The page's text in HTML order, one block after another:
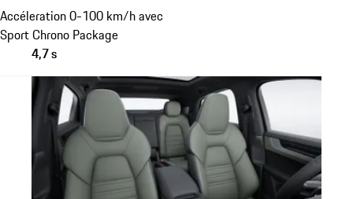
Accéleration 0-100 km/h avec
Sport Chrono Package
4,7 s